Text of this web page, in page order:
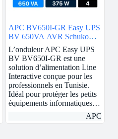
APC BV650I-GR Easy UPS
BV 650VA AVR Schuko
230V
L’onduleur APC Easy UPS
BV BV650I-GR est une
solution d’alimentation Line
Interactive conçue pour les
professionnels en Tunisie.
Idéal pour protéger les petits
équipements informatiques…
APC